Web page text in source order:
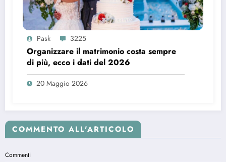
Pask 3225
Organizzare il matrimonio costa sempre
di più, ecco i dati del 2026
20 Maggio 2026
COMMENTO ALL'ARTICOLO
Commenti